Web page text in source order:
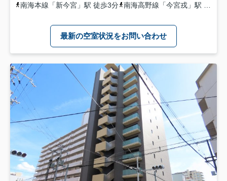
南海本線 「新今宮 」駅 徒歩3分 南海高野線 「今宮戎 」駅 徒歩6分
最新の空室状況をお問い合わせ